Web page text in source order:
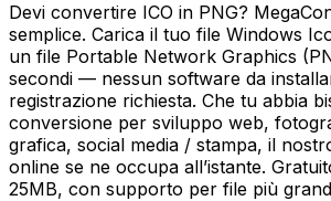
Devi convertire ICO in PNG?
semplice. Carica il tuo file Windows
un file Portable Network Graphics
secondi — nessun software da
registrazione richiesta. Che tu abbia
conversione per sviluppo web,
grafica, social media / stampa, il
online se ne occupa all’istante.
25MB, con supporto per file più